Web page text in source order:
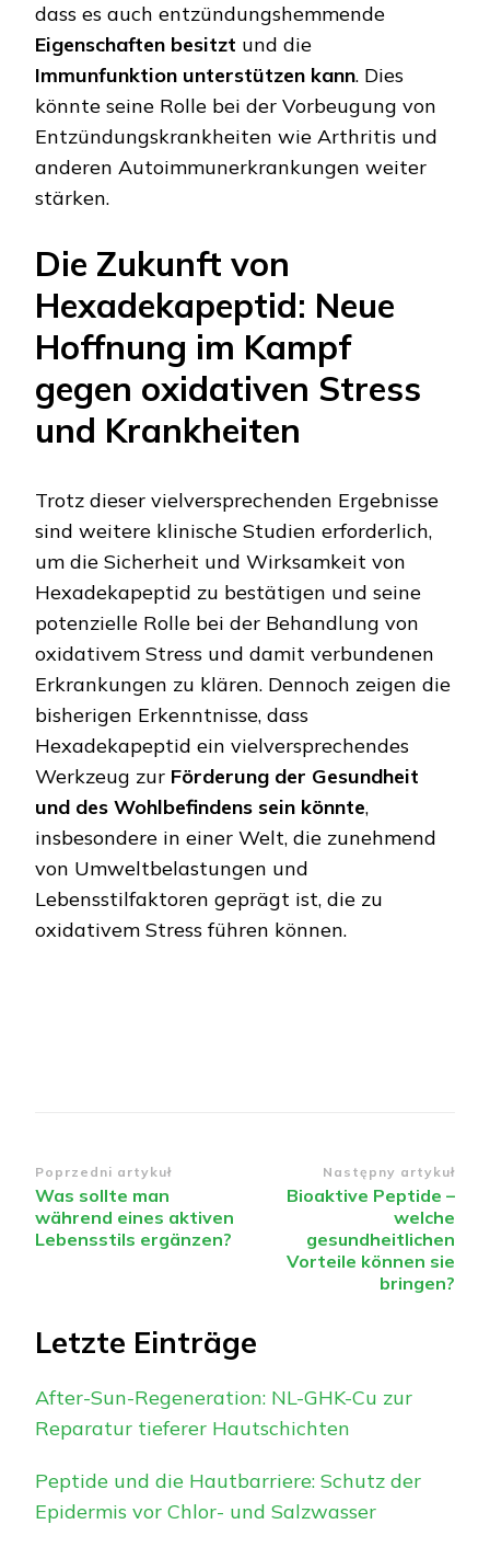
dass es auch entzündungshemmende
Eigenschaften besitzt und die
Immunfunktion unterstützen kann. Dies
könnte seine Rolle bei der Vorbeugung von
Entzündungskrankheiten wie Arthritis und
anderen Autoimmunerkrankungen weiter
stärken.
Die Zukunft von
Hexadekapeptid: Neue
Hoffnung im Kampf
gegen oxidativen Stress
und Krankheiten
Trotz dieser vielversprechenden Ergebnisse
sind weitere klinische Studien erforderlich,
um die Sicherheit und Wirksamkeit von
Hexadekapeptid zu bestätigen und seine
potenzielle Rolle bei der Behandlung von
oxidativem Stress und damit verbundenen
Erkrankungen zu klären. Dennoch zeigen die
bisherigen Erkenntnisse, dass
Hexadekapeptid ein vielversprechendes
Werkzeug zur Förderung der Gesundheit
und des Wohlbefindens sein könnte,
insbesondere in einer Welt, die zunehmend
von Umweltbelastungen und
Lebensstilfaktoren geprägt ist, die zu
oxidativem Stress führen können.
Nawigacja
wpisu
Poprzedni artykuł
Was sollte man
während eines aktiven
Lebensstils ergänzen?
Następny artykuł
Bioaktive Peptide –
welche
gesundheitlichen
Vorteile können sie
bringen?
Letzte Einträge
After-Sun-Regeneration: NL-GHK-Cu zur
Reparatur tieferer Hautschichten
Peptide und die Hautbarriere: Schutz der
Epidermis vor Chlor- und Salzwasser